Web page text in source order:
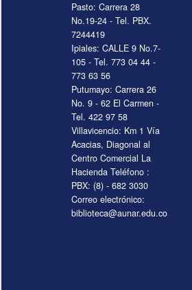
Pasto: Carrera 28
No.19-24 - Tel. PBX.
7244419
Ipiales: CALLE 9 No.7-
105 - Tel. 773 04 44 -
773 63 56
Putumayo: Carrera 26
No. 9 - 62 El Carmen -
Tel. 422 97 58
Villavicencio: Km 1 Vía
Acacias, Diagonal al
Centro Comercial La
Hacienda Teléfono :
PBX: (8) - 682 3030
Correo electrónico:
biblioteca@aunar.edu.co